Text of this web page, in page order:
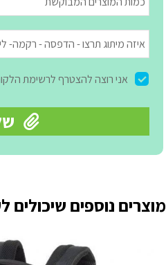
מוצרים נוספים שיכולים